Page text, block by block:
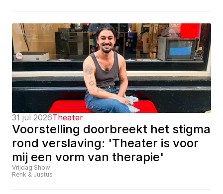
31 jul 2026Theater
Voorstelling doorbreekt het stigma
rond verslaving: 'Theater is voor
mij een vorm van therapie'
Vrijdag Show
Renk & Justus